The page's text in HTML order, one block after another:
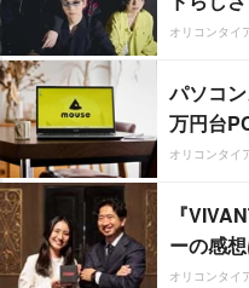
オリコンタイ
パソコ
万円台
オリコンタイ
『
ーの感
オリコンタイ